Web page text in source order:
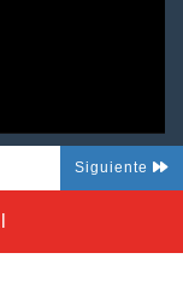
Siguiente